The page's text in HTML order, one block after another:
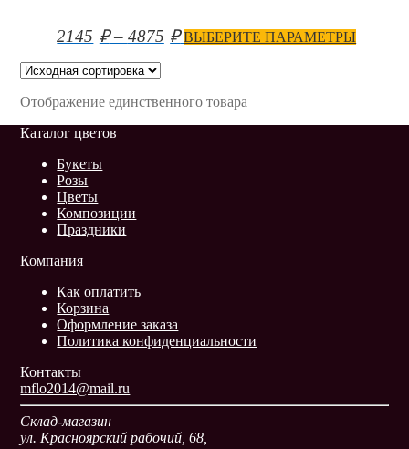
2145 ₽– 4875 ₽ ВЫБЕРИТЕ ПАРАМЕТРЫ
Отображение единственного товара
Каталог цветов
Букеты
Розы
Цветы
Композиции
Праздники
Компания
Как оплатить
Корзина
Оформление заказа
Политика конфиденциальности
Контакты
mflo2014@mail.ru
Склад-магазин
ул. Красноярский рабочий, 68,